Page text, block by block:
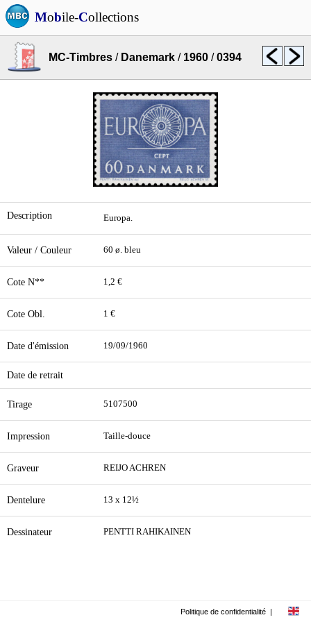
Mobile-Collections
MC-Timbres / Danemark / 1960 /0394
Description Europa.
Valeur / Couleur 60 ø. bleu
Cote N** 1,2 €
Cote Obl. 1 €
Date d'émission 19/09/1960
Date de retrait
Tirage 5107500
Impression Taille-douce
Graveur REIJO ACHREN
Dentelure 13 x 12½
Dessinateur PENTTI RAHIKAINEN
Politique de confidentialité |